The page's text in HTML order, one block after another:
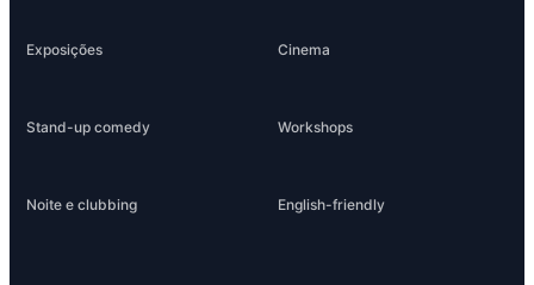
Exposições Cinema
Stand-up comedy Workshops
Noite e clubbing English-friendly